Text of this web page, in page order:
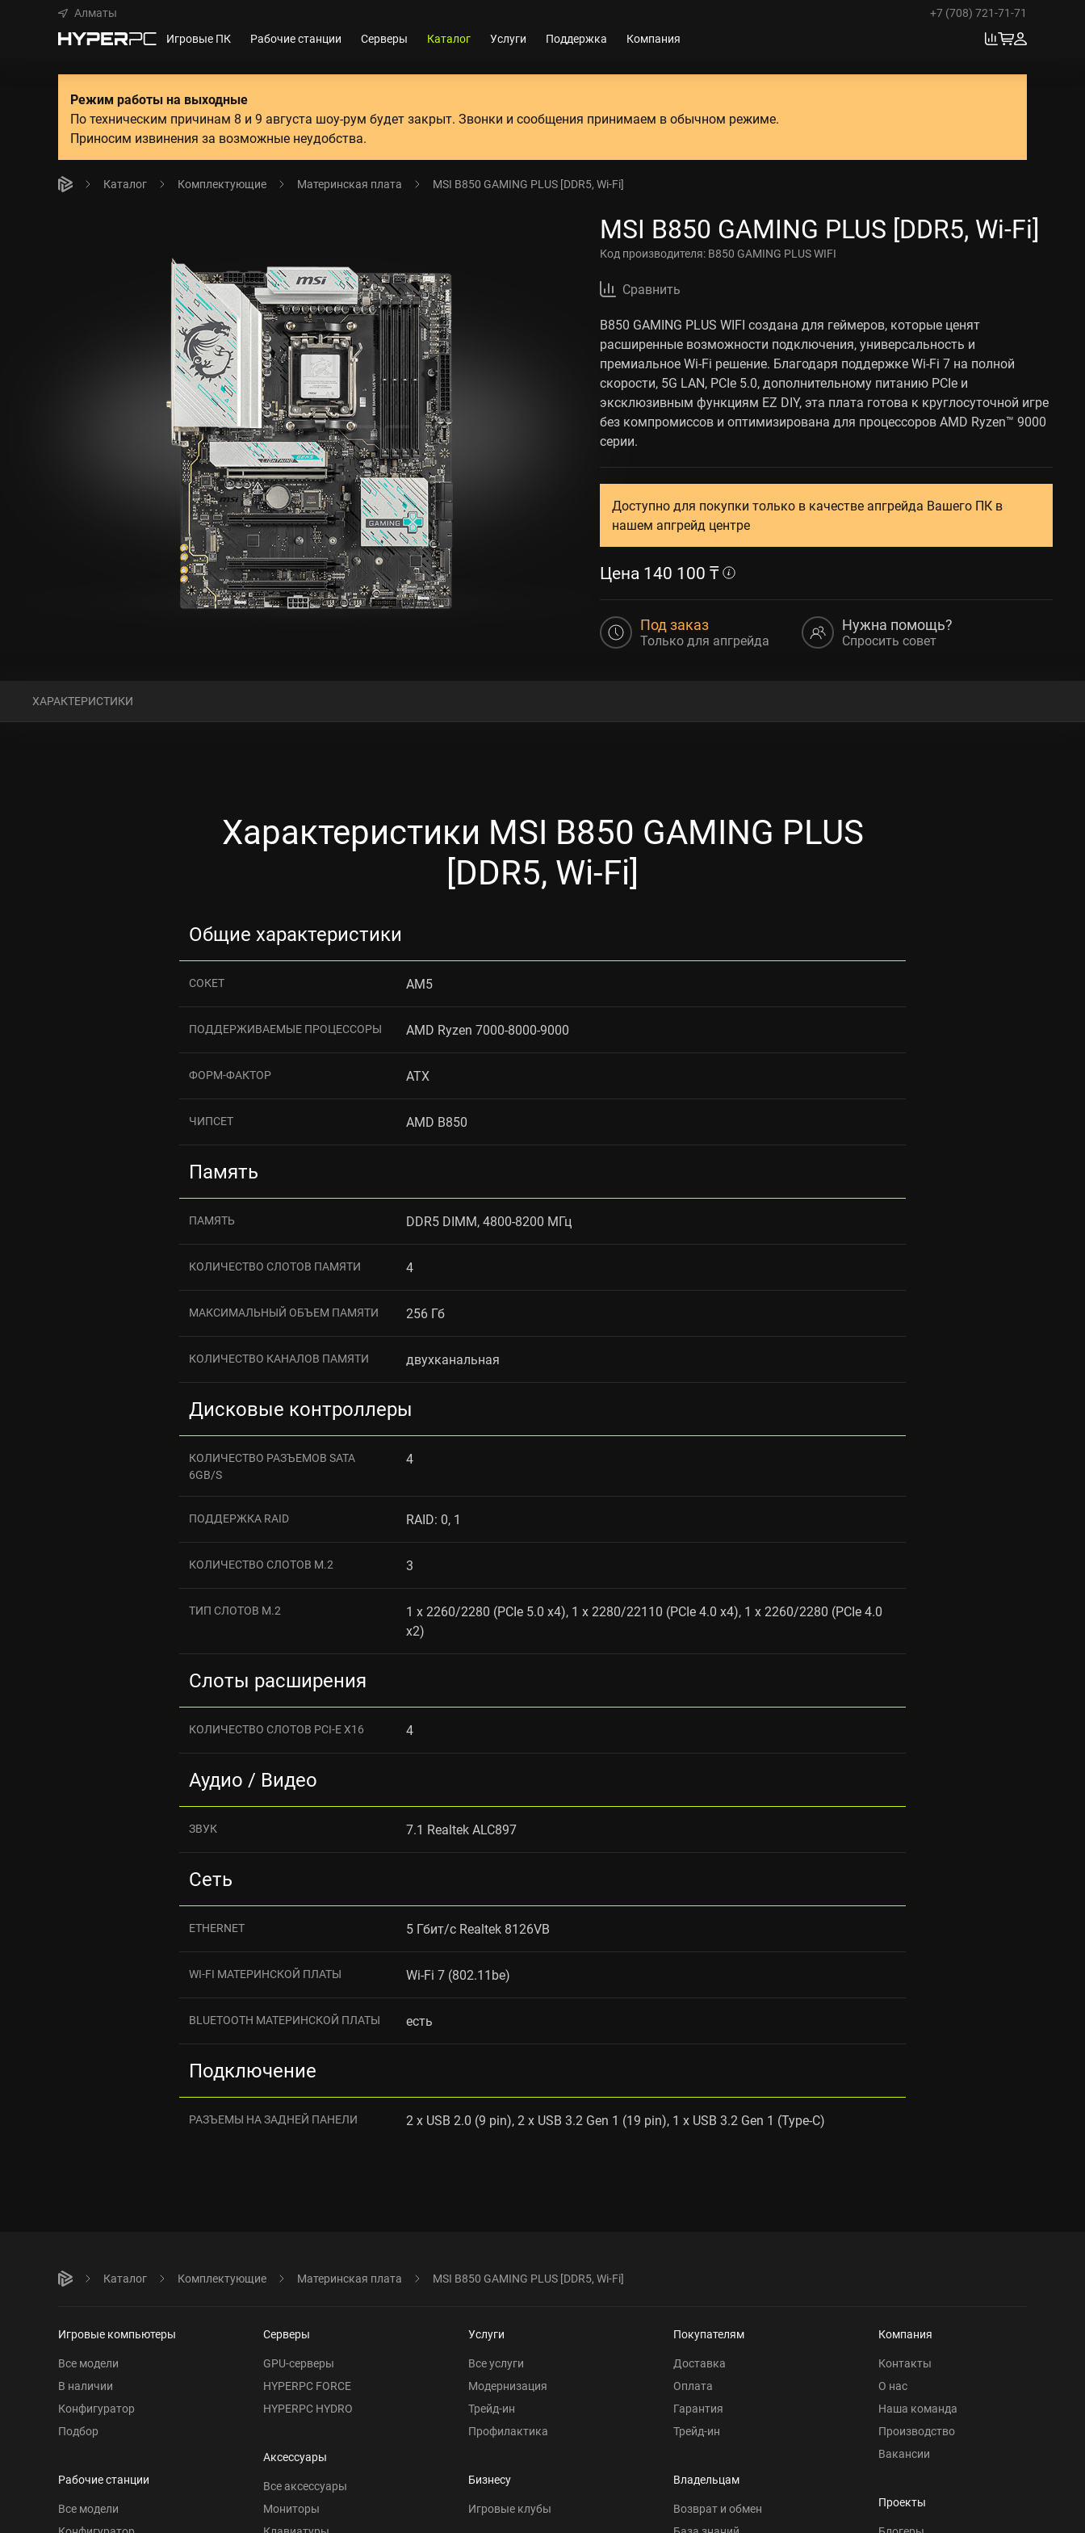
Алматы
+7 (708) 721-71-71
Игровые ПК
Рабочие станции Серверы Каталог Услуги Поддержка Компания
Режим работы на выходные
По техническим причинам 8 и 9 августа шоу-рум будет закрыт. Звонки и сообщения принимаем в обычном режиме.
Приносим извинения за возможные неудобства.
Каталог Комплектующие Материнская плата MSI B850 GAMING PLUS [DDR5, Wi-Fi]
MSI B850 GAMING PLUS [DDR5, Wi-Fi]
Код производителя: B850 GAMING PLUS WIFI
Сравнить
B850 GAMING PLUS WIFI создана для геймеров, которые ценят
расширенные возможности подключения, универсальность и
премиальное Wi-Fi решение. Благодаря поддержке Wi-Fi 7 на полной
скорости, 5G LAN, PCIe 5.0, дополнительному питанию PCIe и
эксклюзивным функциям EZ DIY, эта плата готова к круглосуточной игре
без компромиссов и оптимизирована для процессоров AMD Ryzen™ 9000
серии.
Доступно для покупки только в качестве апгрейда Вашего ПК в
нашем апгрейд центре
Цена 140 100 ₸
Под заказ
Только для апгрейда
Нужна помощь?
Спросить совет
ХАРАКТЕРИСТИКИ
Характеристики MSI B850 GAMING PLUS
[DDR5, Wi-Fi]
Общие характеристики
СОКЕТ AM5
ПОДДЕРЖИВАЕМЫЕ ПРОЦЕССОРЫ AMD Ryzen 7000-8000-9000
ФОРМ-ФАКТОР ATX
ЧИПСЕТ AMD B850
Память
ПАМЯТЬ DDR5 DIMM, 4800-8200 МГц
КОЛИЧЕСТВО СЛОТОВ ПАМЯТИ 4
МАКСИМАЛЬНЫЙ ОБЪЕМ ПАМЯТИ 256 Гб
КОЛИЧЕСТВО КАНАЛОВ ПАМЯТИ двухканальная
Дисковые контроллеры
КОЛИЧЕСТВО РАЗЪЕМОВ SATA
6GB/S
4
ПОДДЕРЖКА RAID RAID: 0, 1
КОЛИЧЕСТВО СЛОТОВ M.2 3
ТИП СЛОТОВ M.2
1 x 2260/2280 (PCIe 5.0 x4), 1 x 2280/22110 (PCIe 4.0 x4), 1 x 2260/2280 (PCIe 4.0
x2)
Слоты расширения
КОЛИЧЕСТВО СЛОТОВ PCI-E X16 4
Аудио / Видео
ЗВУК 7.1 Realtek ALC897
Сеть
ETHERNET 5 Гбит/с Realtek 8126VB
WI-FI МАТЕРИНСКОЙ ПЛАТЫ Wi-Fi 7 (802.11be)
BLUETOOTH МАТЕРИНСКОЙ ПЛАТЫ есть
Подключение
РАЗЪЕМЫ НА ЗАДНЕЙ ПАНЕЛИ 2 x USB 2.0 (9 pin), 2 x USB 3.2 Gen 1 (19 pin), 1 x USB 3.2 Gen 1 (Type-C)
Каталог Комплектующие Материнская плата MSI B850 GAMING PLUS [DDR5, Wi-Fi]
Игровые компьютеры
Все модели
В наличии
Конфигуратор
Подбор
Рабочие станции
Все модели
Серверы
GPU-серверы
HYPERPC FORCE
HYPERPC HYDRO
Аксессуары
Все аксессуары
Мониторы
Услуги
Все услуги
Модернизация
Трейд-ин
Профилактика
Бизнесу
Игровые клубы
Покупателям
Доставка
Оплата
Гарантия
Трейд-ин
Владельцам
Возврат и обмен
Компания
Контакты
О нас
Наша команда
Производство
Вакансии
Проекты